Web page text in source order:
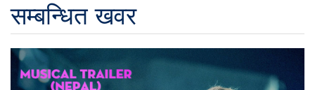
सम्बन्धित खवर